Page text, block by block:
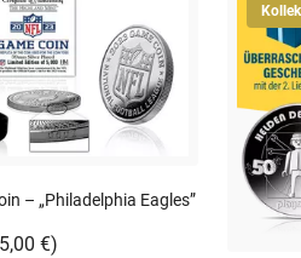
– „Philadelphia Eagles”
€)